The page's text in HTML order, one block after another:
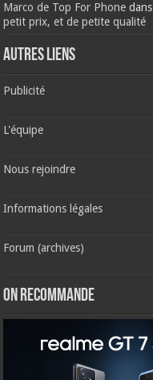
Marco de Top For Phone dans
petit prix, et de petite qualité
AUTRES LIENS
Publicité
L'équipe
Nous rejoindre
Informations légales
Forum (archives)
ON RECOMMANDE